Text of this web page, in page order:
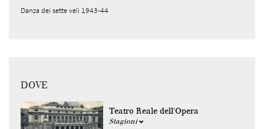
Danza dei sette veli 1943-44
DOVE
Teatro Reale dell'Opera
Stagioni